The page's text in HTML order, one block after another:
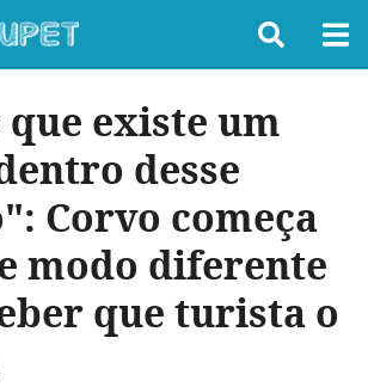
que existe um
desse
Corvo começa
modo diferente
que turista o